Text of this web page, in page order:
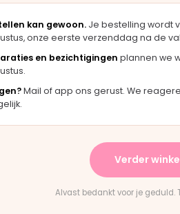
er
"Langsgekomen in
onderdeel werd er
terwijl je wacht."
Bas · Joolz duwstang
instructies waren duidelijk."
kan gewoon. Je bestelling wordt
onze eerste verzenddag na de
en bezichtigingen plannen we
Mail of app ons gerust. We
Verder
Alvast bedankt voor je geduld.